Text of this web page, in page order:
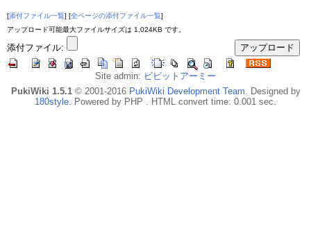
[添付ファイル一覧] [全ページの添付ファイル一覧]
アップロード可能最大ファイルサイズは 1,024KB です。
添付ファイル:
Site admin: ビビットアーミー
PukiWiki 1.5.1© 2001-2016 PukiWiki Development Team. Designed by
180style. Powered by PHP . HTML convert time: 0.001 sec.